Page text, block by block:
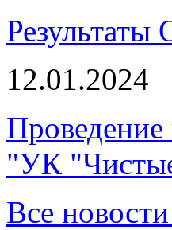
Результаты
12.01.2024
"УК
Все